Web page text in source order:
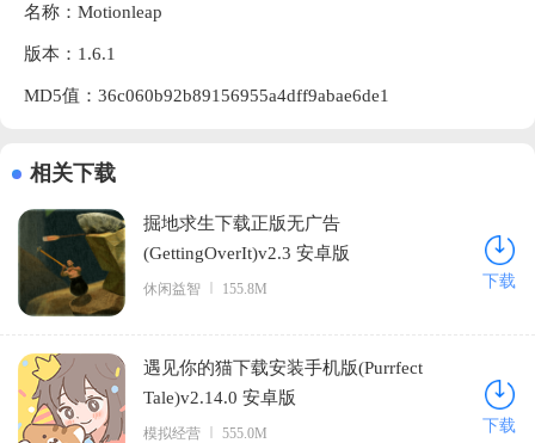
名称：Motionleap
版本：1.6.1
MD5值：36c060b92b89156955a4dff9abae6de1
相关下载
掘地求生下载正版无广告
(GettingOverIt)v2.3 安卓版
休闲益智 155.8M 下载
遇见你的猫下载安装手机版(Purrfect
Tale)v2.14.0 安卓版
模拟经营 555.0M 下载